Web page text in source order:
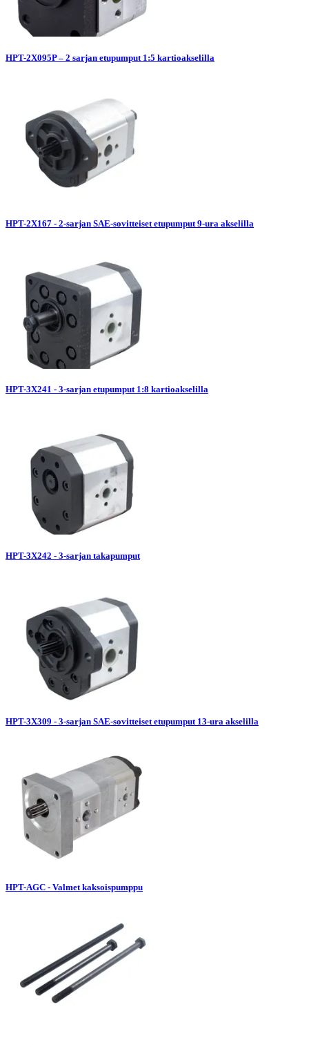
HPT-2X095P – 2 sarjan etupumput 1:5 kartioakselilla
HPT-2X167 - 2-sarjan SAE-sovitteiset etupumput 9-ura akselilla
HPT-3X241 - 3-sarjan etupumput 1:8 kartioakselilla
HPT-3X242 - 3-sarjan takapumput
HPT-3X309 - 3-sarjan SAE-sovitteiset etupumput 13-ura akselilla
HPT-AGC - Valmet kaksoispumppu